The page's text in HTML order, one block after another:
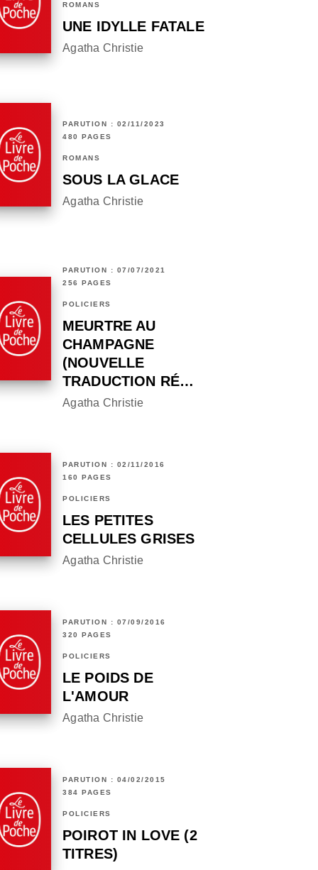
ROMANS
UNE IDYLLE FATALE
Agatha Christie
PARUTION : 02/11/2023
480 PAGES
ROMANS
SOUS LA GLACE
Agatha Christie
PARUTION : 07/07/2021
256 PAGES
POLICIERS
MEURTRE AU
CHAMPAGNE
(NOUVELLE
TRADUCTION RÉ…
Agatha Christie
PARUTION : 02/11/2016
160 PAGES
POLICIERS
LES PETITES
CELLULES GRISES
Agatha Christie
PARUTION : 07/09/2016
320 PAGES
POLICIERS
LE POIDS DE
L'AMOUR
Agatha Christie
PARUTION : 04/02/2015
384 PAGES
POLICIERS
POIROT IN LOVE (2
TITRES)